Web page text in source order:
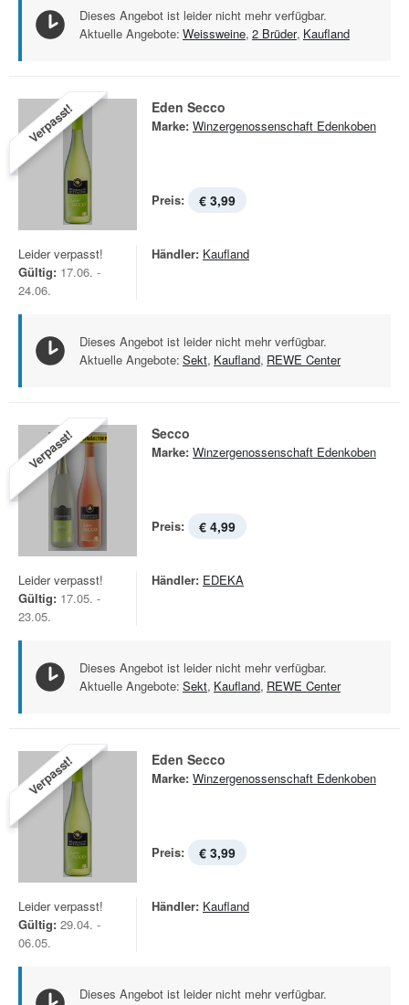
Dieses Angebot ist leider nicht mehr verfügbar.
Aktuelle Angebote: Weissweine, 2 Brüder, Kaufland
Verpasst! Eden Secco
Marke: Winzergenossenschaft Edenkoben
Preis: € 3,99
Leider verpasst!
Gültig: 17.06. -
24.06.
Händler: Kaufland
Dieses Angebot ist leider nicht mehr verfügbar.
Aktuelle Angebote: Sekt, Kaufland, REWE Center
Verpasst! Secco
Marke: Winzergenossenschaft Edenkoben
Preis: € 4,99
Leider verpasst!
Gültig: 17.05. -
23.05.
Händler: EDEKA
Dieses Angebot ist leider nicht mehr verfügbar.
Aktuelle Angebote: Sekt, Kaufland, REWE Center
Verpasst! Eden Secco
Marke: Winzergenossenschaft Edenkoben
Preis: € 3,99
Leider verpasst!
Gültig: 29.04. -
06.05.
Händler: Kaufland
Dieses Angebot ist leider nicht mehr verfügbar.